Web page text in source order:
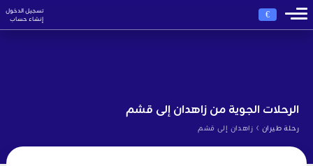
€
تسجيل الدخول
إنشاء حساب
الرحلات الجوية من زاهدان إلى قشم
رحلة طيران › زاهدان إلى قشم